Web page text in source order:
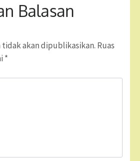
Balasan
tidak akan dipublikasikan. Ruas
*